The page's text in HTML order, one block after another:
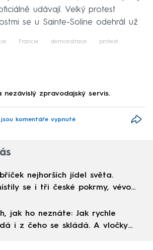
udávají. Velký protest
se u Sainte-Soline odehrál už
Francie demonstrace protest
nezávislý zpravodajský servis.
komentáře vypnuté
nejhorších jídel světa.
se i tři české pokrmy, vévodí
jak ho neznáte: Jak rychle
i z čeho se skládá. A vločky